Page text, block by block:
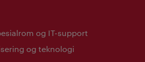
og IT-support
og teknologi